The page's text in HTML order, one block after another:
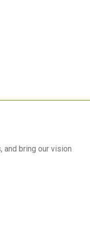
bring our vision